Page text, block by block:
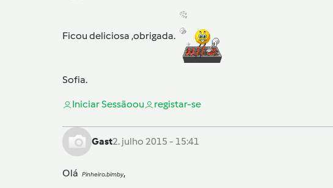
Ficou deliciosa ,obrigada.
Sofia.
Iniciar Sessãoou registar-se
Gast2. julho 2015 - 15:41
Olá Pinheiro.bimby,